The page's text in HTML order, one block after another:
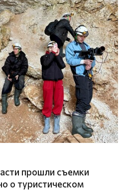
прошли съемки
о туристическом